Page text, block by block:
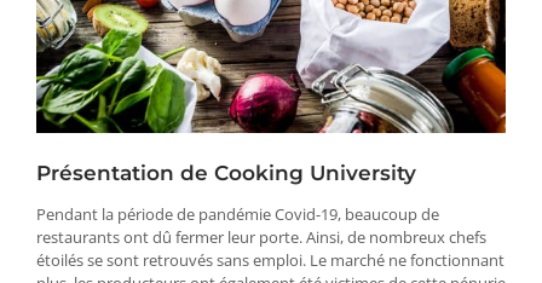
Présentation de Cooking University
Pendant la période de pandémie Covid-19, beaucoup de
restaurants ont dû fermer leur porte. Ainsi, de nombreux chefs
étoilés se sont retrouvés sans emploi. Le marché ne fonctionnant